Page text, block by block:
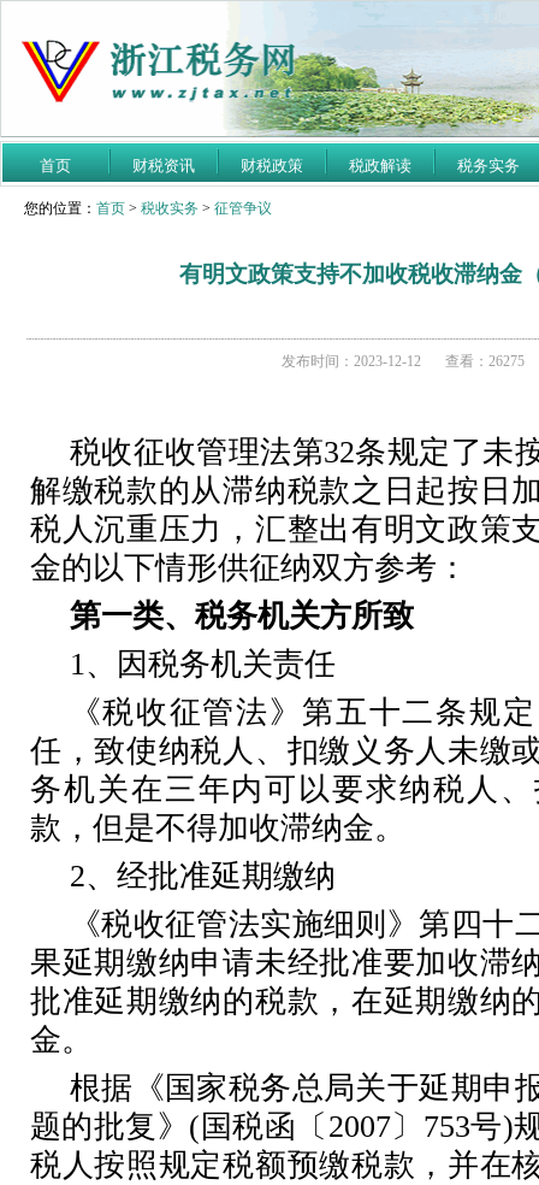
首页 财税资讯 财税政策 税政解读 税务实务
您的位置： 首页 > 税收实务 > 征管争议
有明文政策支持不加收税收滞纳金
发布时间：2023-12-12 查看：26275
税收征收管理法第32条规定了未
解缴税款的从滞纳税款之日起按日
税人沉重压力，汇整出有明文政策
金的以下情形供征纳双方参考：
第一类、税务机关方所致
1、因税务机关责任
《税收征管法》第五十二条规
任，致使纳税人、扣缴义务人未缴
务机关在三年内可以要求纳税人
款，但是不得加收滞纳金。
2、经批准延期缴纳
《税收征管法实施细则》第四十
果延期缴纳申请未经批准要加收滞
批准延期缴纳的税款，在延期缴纳
金。
根据《国家税务总局关于延期申
题的批复》 ( 国税函〔 2007〕 753号)
税人按照规定税额预缴税款，并在